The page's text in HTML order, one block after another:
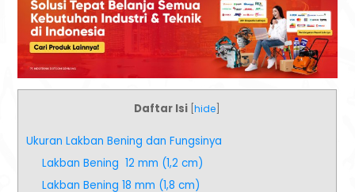
Daftar Isi [hide
Ukuran Lakban Bening dan Fungsinya
Lakban Bening 12 mm (1,2 cm)
Lakban Bening 18 mm (1,8 cm)